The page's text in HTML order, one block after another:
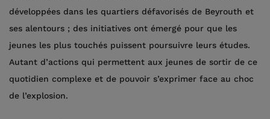
développées dans les quartiers défavorisés de Beyrouth et
ses alentours ; des initiatives ont émergé pour que les
jeunes les plus touchés puissent poursuivre leurs études.
Autant d’actions qui permettent aux jeunes de sortir de ce
quotidien complexe et de pouvoir s’exprimer face au choc
de l’explosion.